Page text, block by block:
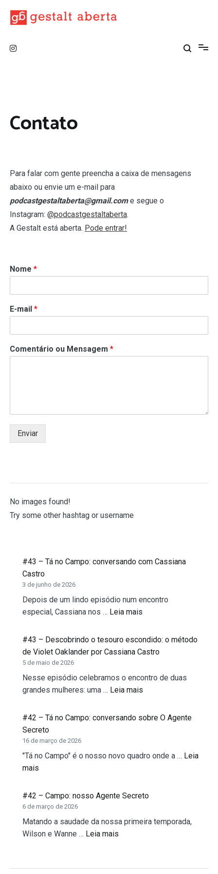
para
Contato
Para falar com gente preencha a caixa de mensagens
abaixo ou envie um e-mail para
podcastgestaltaberta@gmail.come segue o
Instagram: @podcastgestaltaberta.
A Gestalt está aberta. Pode entrar!
Nome *
E-mail *
Comentário ou Mensagem *
Enviar
No images found!
Try some other hashtag or username
#43 – Tá no Campo: conversando com Cassiana
Castro
3 de junho de 2026
Depois de um lindo episódio num encontro
especial, Cassiana nos … Leia mais
#43 – Descobrindo o tesouro escondido: o método
de Violet Oaklander por Cassiana Castro
5 de maio de 2026
Nesse episódio celebramos o encontro de duas
grandes mulheres: uma … Leia mais
#42 – Tá no Campo: conversando sobre O Agente
Secreto
16 de março de 2026
"Tá no Campo" é o nosso novo quadro onde a … Leia
mais
#42 – Campo: nosso Agente Secreto
6 de março de 2026
Matando a saudade da nossa primeira temporada,
Wilson e Wanne … Leia mais